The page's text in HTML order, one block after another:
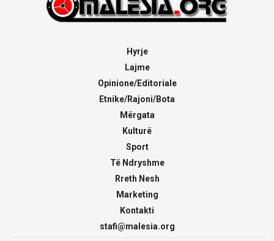
Hyrje
Lajme
Opinione/Editoriale
Etnike/Rajoni/Bota
Mërgata
Kulturë
Sport
Të Ndryshme
Rreth Nesh
Marketing
Kontakti
stafi@malesia.org